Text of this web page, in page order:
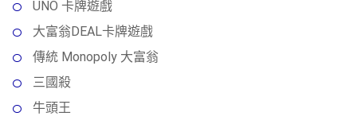
UNO 卡牌遊戲
大富翁DEAL卡牌遊戲
傳統 Monopoly 大富翁
三國殺
牛頭王